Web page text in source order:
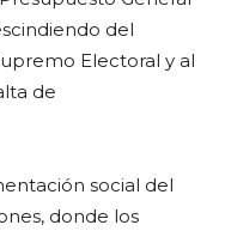
del
Electoral y al
de
social del
donde los